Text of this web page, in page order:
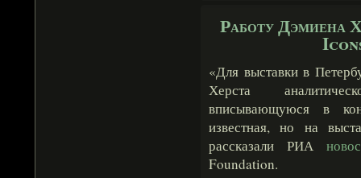
Работу Дэмиена
«Для выставки в
Херста
вписывающуюся в
известная, но на
рассказали РИА
Foundation.